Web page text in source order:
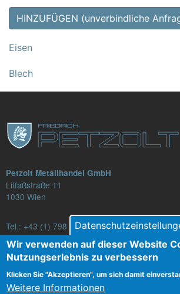
HINZUFÜGEN (unverbindliche
Eisen
Blech
Petzolt Metallhandel GmbH
Litfaßstraße 11
1030 Wien
Tel.: +43 (1) 798 82 88-16
E-Mail: verkauf@petzolt.at
Wir verwenden auf dieser Website
Nutzungserlebnis zu verbessern
Klicken Sie "Akzeptieren", um sich damit
Weitere Informationen